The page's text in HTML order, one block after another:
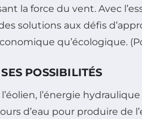
la force du vent. Avec
solutions aux défis
qu’écologique.
POSSIBILITÉS
l’énergie
d’eau pour produire